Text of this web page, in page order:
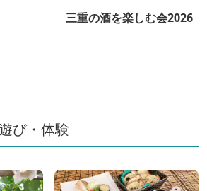
三重の酒を楽しむ会2026
び・体験